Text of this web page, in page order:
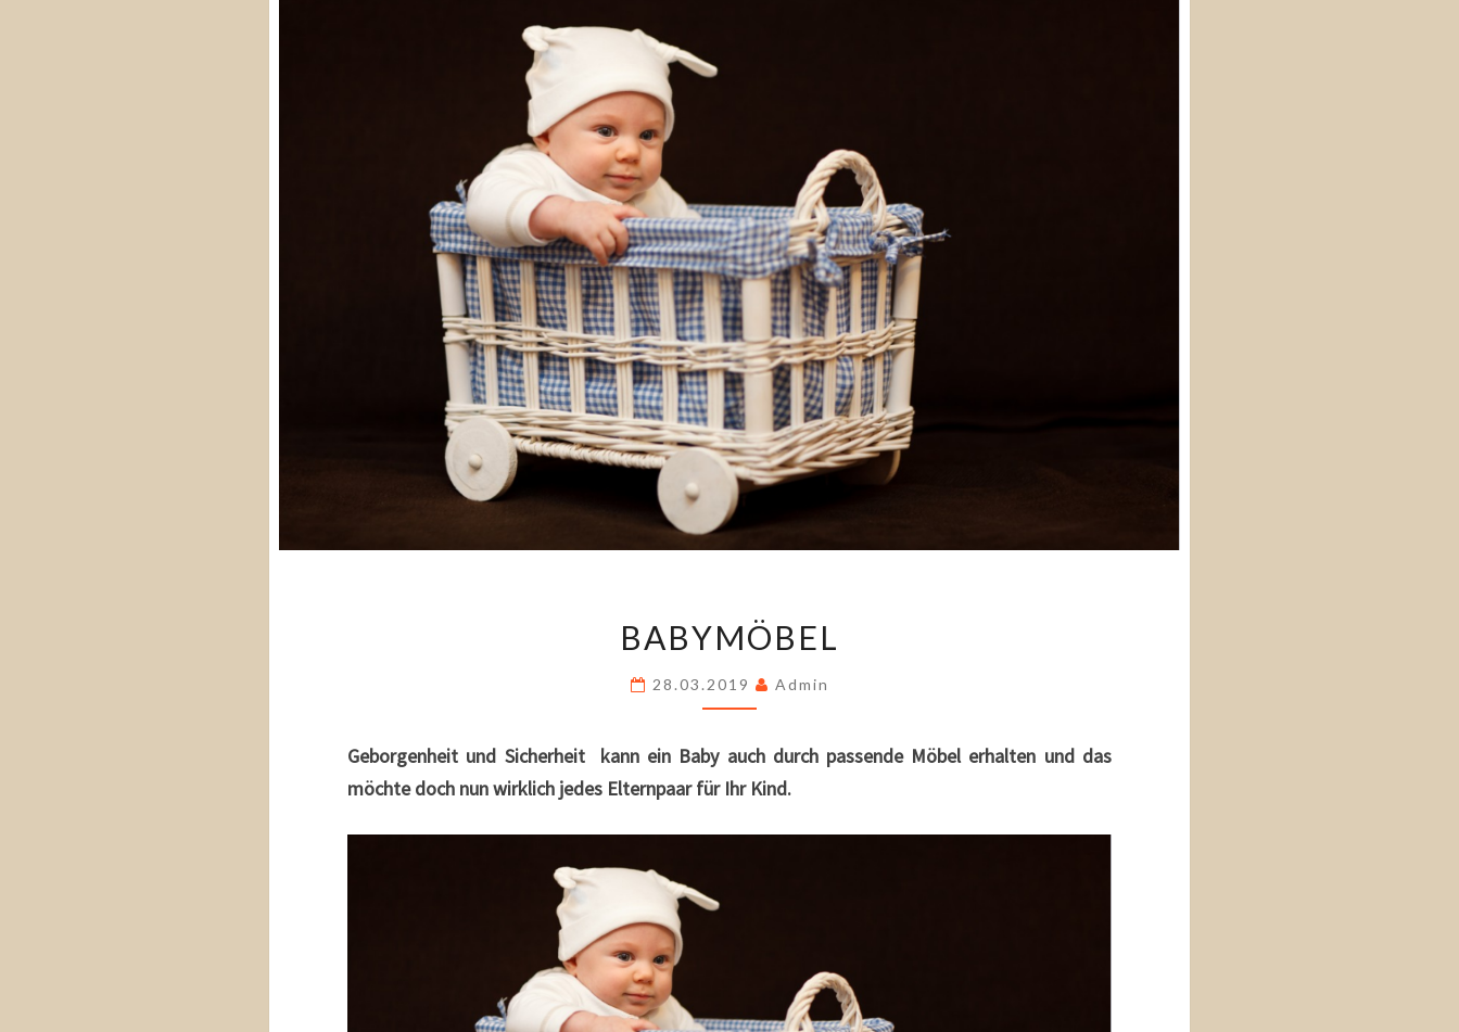
BABYMÖBEL
28.03.2019 Admin
Geborgenheit und Sicherheit kann ein Baby auch durch passende Möbel erhalten und das
möchte doch nun wirklich jedes Elternpaar für Ihr Kind.